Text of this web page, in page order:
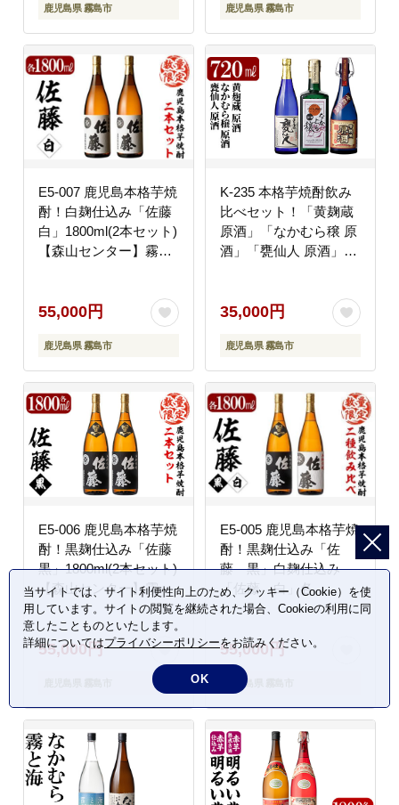
鹿児島県 霧島市 鹿児島県 霧島市
E5-007 鹿児島本格芋焼
酎！白麹仕込み「佐藤
白」1800ml(2本セット)
【森山センター】霧島
55,000円
鹿児島県 霧島市
K-235 本格芋焼酎飲み
比べセット！「黄麹蔵
原酒」「なかむら穣 原
酒」「甕仙人 原酒」
格芋焼酎 本格焼酎 酒
宅飲み 家飲み 詰合せ
詰め合わせ
35,000円
鹿児島県 霧島市
E5-006 鹿児島本格芋焼
酎！黒麹仕込み「佐藤
黒」1800ml(2本セット)
【森山センター】霧島
市 地酒 いも焼酎 焼酎
芋 霧島 1.8l 一升瓶
55,000円
E5-005 鹿児島本格芋焼
酎！黒麹仕込み「佐
藤 黒」白麹仕込み
「佐藤 白」各
1800ml(2本セット)【森
酒 いも焼酎 一升瓶 飲
み比べ
55,000円
鹿児島県 霧島市
当サイトでは、サイト利便性向上のため、クッキー（Cookie）を使
用しています。サイトの閲覧を継続された場合、Cookieの利用に同
意したことものといたします。
詳細についてはプライバシーポリシーをお読みください。
OK